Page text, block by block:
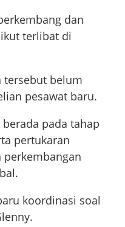
dan
terlibat di
tersebut belum
pesawat baru.
pada tahap
pertukaran
koordinasi soal